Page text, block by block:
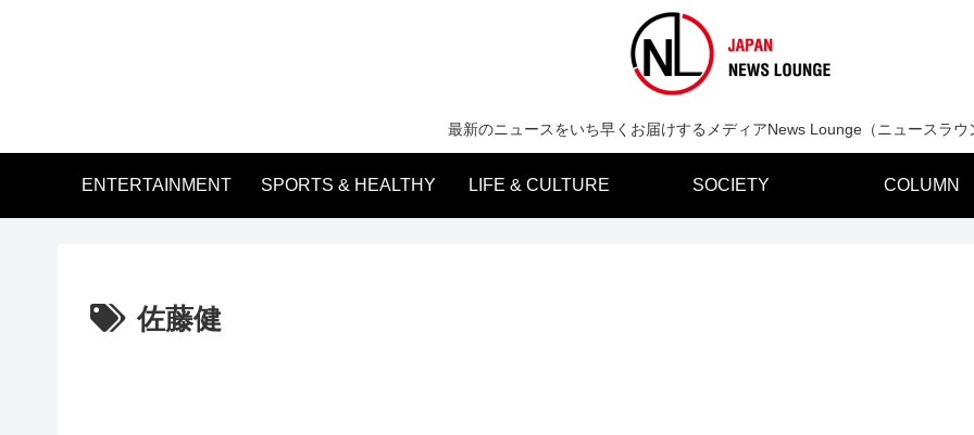
最新のニュースをいち早くお届けするメディアNews Lounge（ニュースラウ
ENTERTAINMENT SPORTS & HEALTHY LIFE & CULTURE SOCIETY COLUMN
佐藤健